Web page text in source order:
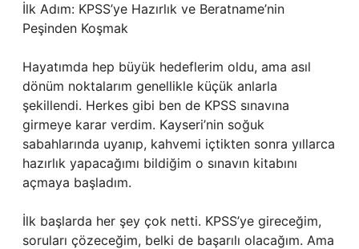
İlk Adım: KPSS’ye Hazırlık ve Beratname’nin
Peşinden Koşmak
Hayatımda hep büyük hedeflerim oldu, ama asıl
dönüm noktalarım genellikle küçük anlarla
şekillendi. Herkes gibi ben de KPSS sınavına
girmeye karar verdim. Kayseri’nin soğuk
sabahlarında uyanıp, kahvemi içtikten sonra yıllarca
hazırlık yapacağımı bildiğim o sınavın kitabını
açmaya başladım.
İlk başlarda her şey çok netti. KPSS’ye gireceğim,
soruları çözeceğim, belki de başarılı olacağım. Ama